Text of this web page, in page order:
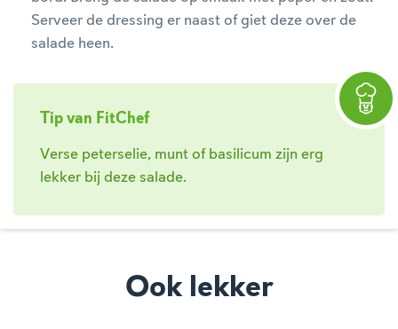
Serveer de dressing er naast of giet deze over de
salade heen.
Tip van FitChef
Verse peterselie, munt of basilicum zijn erg
lekker bij deze salade.
Ook lekker